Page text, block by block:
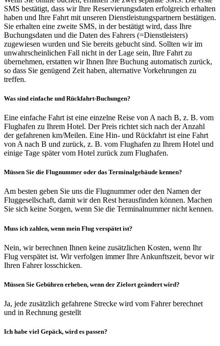
SMS bestätigt, dass wir Ihre Reservierungsdaten erfolgreich erhalten
haben und Ihre Fahrt mit unseren Dienstleistungspartnern bestätigen.
Sie erhalten eine zweite SMS, in der bestätigt wird, dass Ihre
Buchungsdaten und die Daten des Fahrers (=Dienstleisters)
zugewiesen wurden und Sie bereits gebucht sind. Sollten wir im
unwahrscheinlichen Fall nicht in der Lage sein, Ihre Fahrt zu
übernehmen, erstatten wir Ihnen Ihre Buchung automatisch zurück,
so dass Sie genügend Zeit haben, alternative Vorkehrungen zu
treffen.
Was sind einfache und Rückfahrt-Buchungen?
Eine einfache Fahrt ist eine einzelne Reise von A nach B, z. B. vom
Flughafen zu Ihrem Hotel. Der Preis richtet sich nach der Anzahl
der gefahrenen km/Meilen. Eine Hin- und Rückfahrt ist eine Fahrt
von A nach B und zurück, z. B. vom Flughafen zu Ihrem Hotel und
einige Tage später vom Hotel zurück zum Flughafen.
Müssen Sie die Flugnummer oder das Terminalgebäude kennen?
Am besten geben Sie uns die Flugnummer oder den Namen der
Fluggesellschaft, damit wir den Rest herausfinden können. Machen
Sie sich keine Sorgen, wenn Sie die Terminalnummer nicht kennen.
Muss ich zahlen, wenn mein Flug verspätet ist?
Nein, wir berechnen Ihnen keine zusätzlichen Kosten, wenn Ihr
Flug verspätet ist. Wir verfolgen immer Ihre Ankunftszeit, bevor wir
Ihren Fahrer losschicken.
Müssen Sie Gebühren erheben, wenn der Zielort geändert wird?
Ja, jede zusätzlich gefahrene Strecke wird vom Fahrer berechnet
und in Rechnung gestellt
Ich habe viel Gepäck, wird es passen?